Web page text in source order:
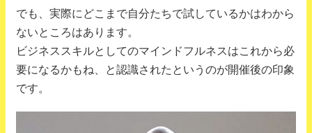
でも、実際にどこまで自分たちで試しているかはわから
ないところはあります。
ビジネススキルとしてのマインドフルネスはこれから必
要になるかもね、と認識されたというのが開催後の印象
です。